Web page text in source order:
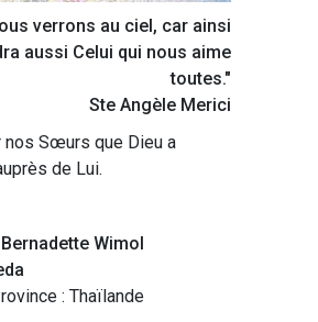
verrons au ciel, car ainsi
aussi Celui qui nous aime
toutes."
Ste Angèle Merici
nos Sœurs que Dieu a
de Lui.
Wimol
: Thaïlande